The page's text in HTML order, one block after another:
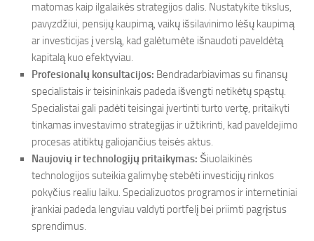
matomas kaip ilgalaikės strategijos dalis. Nustatykite tikslus,
pavyzdžiui, pensijų kaupimą, vaikų išsilavinimo lėšų kaupimą
ar investicijas į verslą, kad galėtumėte išnaudoti paveldėtą
kapitalą kuo efektyviau.
Profesionalų konsultacijos: Bendradarbiavimas su finansų
specialistais ir teisininkais padeda išvengti netikėtų spąstų.
Specialistai gali padėti teisingai įvertinti turto vertę, pritaikyti
tinkamas investavimo strategijas ir užtikrinti, kad paveldejimo
procesas atitiktų galiojančius teisės aktus.
Naujovių ir technologijų pritaikymas: Šiuolaikinės
technologijos suteikia galimybę stebėti investicijų rinkos
pokyčius realiu laiku. Specializuotos programos ir internetiniai
įrankiai padeda lengviau valdyti portfelį bei priimti pagrįstus
sprendimus.